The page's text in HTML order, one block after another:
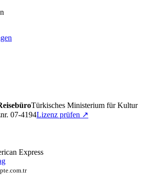
Türkisches Ministerium für Kultur
07-4194Lizenz prüfen ↗
Express